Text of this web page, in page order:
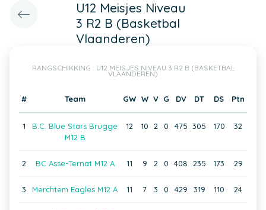
U12 Meisjes Niveau
3 R2 B (Basketbal
Vlaanderen)
RANGSCHIKKING : U12 MEISJES NIVEAU 3 R2 B (BASKETBAL
VLAANDEREN)
# Team GW W V G DV DT DS Ptn
1
B.C. Blue Stars Brugge
M12 B
12 10 2 0 475 305 170 32
2 BC Asse-Ternat M12 A 11 9 2 0 408 235 173 29
3 Merchtem Eagles M12 A 11 7 3 0 429 319 110 24